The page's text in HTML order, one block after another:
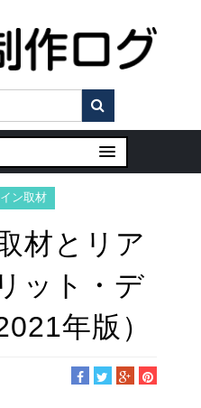
ン取材
材とリア
ット・デ
年版）